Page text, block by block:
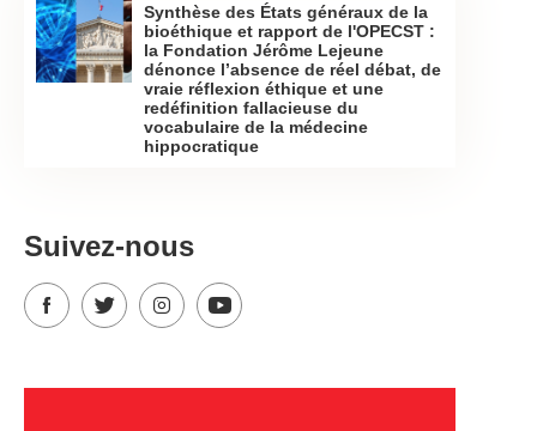
Synthèse des États généraux de la
bioéthique et rapport de l'OPECST :
la Fondation Jérôme Lejeune
dénonce l’absence de réel débat, de
vraie réflexion éthique et une
redéfinition fallacieuse du
vocabulaire de la médecine
hippocratique
Suivez-nous